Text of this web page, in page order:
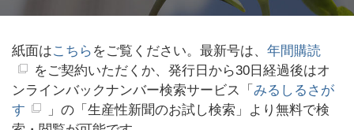
紙面はこちら をご覧ください。最新号は、 年間購読
をご契約いただくか、発行日から30日経過後はオ
ンラインバックナンバー検索サービス「 みるしるさが
す
」の「生産性新聞のお試し検索」より無料で検